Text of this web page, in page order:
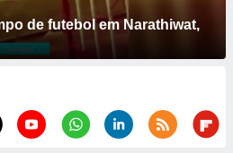
de futebol em Narathiwat,